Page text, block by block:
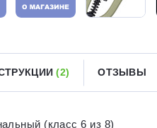
(2) ОТЗЫВЫ
(класс 6 из 8)